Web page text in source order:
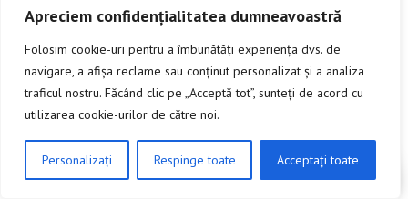
Apreciem confidențialitatea dumneavoastră
Folosim cookie-uri pentru a îmbunătăți experiența dvs. de
navigare, a afișa reclame sau conținut personalizat și a analiza
traficul nostru. Făcând clic pe „Acceptă tot”, sunteți de acord cu
utilizarea cookie-urilor de către noi.
Personalizați Respinge toate Acceptați toate
CATEGORIE: Evenimente
Comerț
Comerț și afaceri
Companii
Companii / Afaceri
Companii și afaceri
COMPARATIE
Conectori pentru balustrade din sticla
CLICK AICI PENTRU A DISCUTA